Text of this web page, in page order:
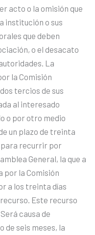
acto o la omisión que
institución o sus
que deben
o el desacato
La
la Comisión
tercios de sus
al interesado
o por otro medio
un plazo de treinta
recurrir por
General, la que a
por la Comisión
a los treinta días
Este recurso
causa de
de seis meses, la